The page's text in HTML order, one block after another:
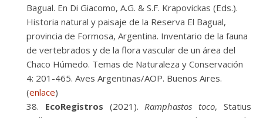
Bagual. En Di Giacomo, A.G. & S.F. Krapovickas (Eds.).
Historia natural y paisaje de la Reserva El Bagual,
provincia de Formosa, Argentina. Inventario de la fauna
de vertebrados y de la flora vascular de un área del
Chaco Húmedo. Temas de Naturaleza y Conservación
4: 201-465. Aves Argentinas/AOP. Buenos Aires.
(enlace)
EcoRegistros (2021).Ramphastos toco, Statius